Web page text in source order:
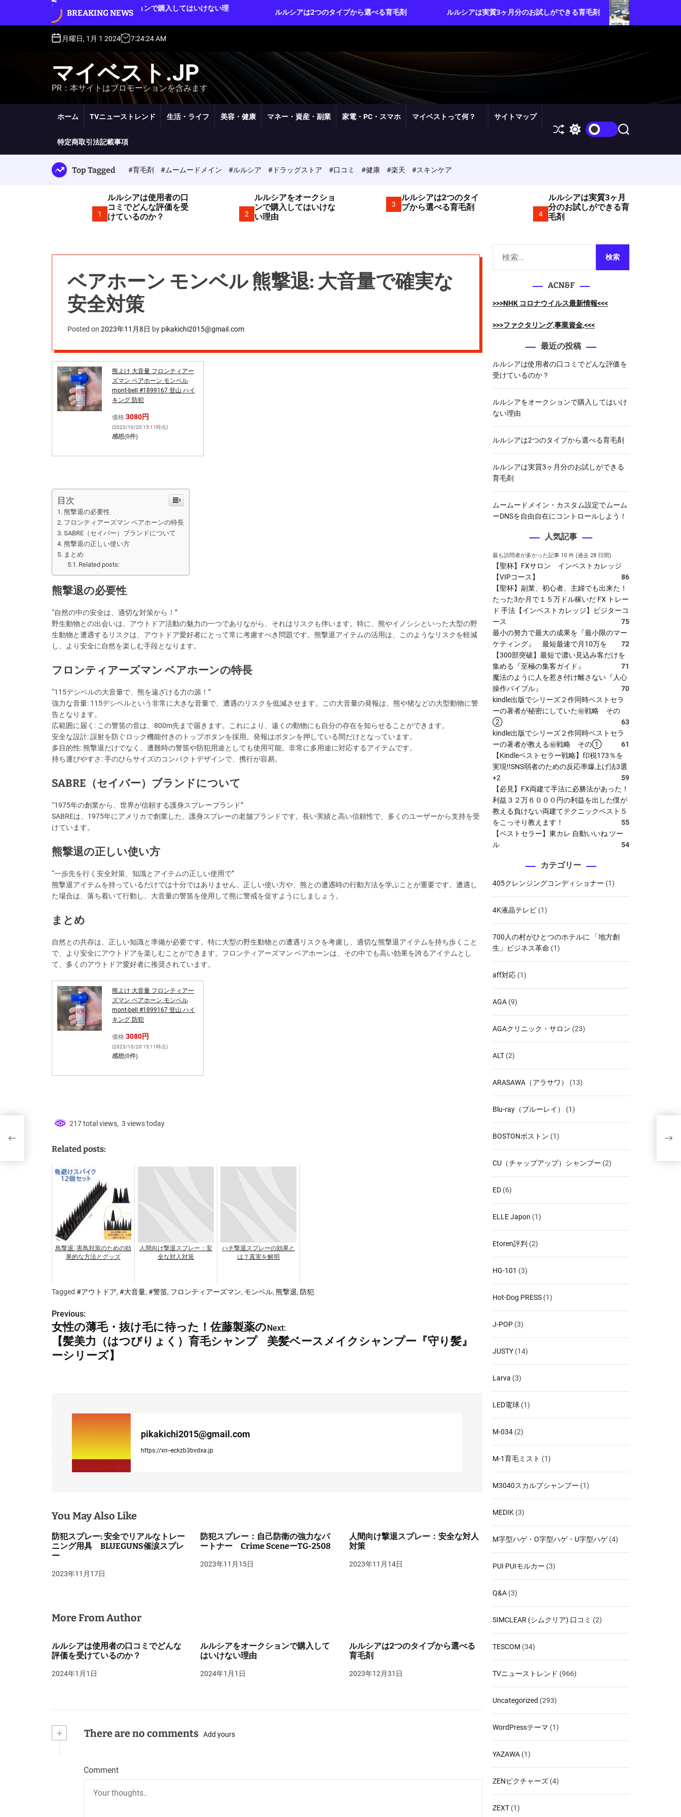
i
t
BREAKING NEWS
ルルシアをオークションで購入してはいけない理
ルルシアは2つのタイプから選べる育毛剤 ルルシアは実質3ヶ月分のお試しができる育毛剤
ムームードメイン・カスタム
を自由自在にコントロールし
月曜日, 1月 1 2024 7:24:25AM
マイベスト.JP
PR：本サイトはプロモーションを含みます
ホーム TVニューストレンド 生活・ライフ 美容・健康 マネー・資産・副業 家電・PC・スマホ マイベストって何？ サイトマップ
特定商取引法記載事項
S
S
o
l
o
r
d
S
Top Tagged #育毛剤 #ムームードメイン #ルルシア #ドラッグストア #口コミ #健康 #楽天 #スキンケア
1
ルルシアは使用者の口
コミでどんな評価を受
けているのか？
2
ルルシアをオークショ
ンで購入してはいけな
い理由
3
ルルシアは2つのタイ
プから選べる育毛剤
4
ルルシアは実質3ヶ月
分のお試しができる育
毛剤
ベアホーン モンベル 熊撃退: 大音量で確実な
安全対策
Posted on 2023年11月8日 by pikakichi2015@gmail.com
熊よけ 大音量 フロンティアー
ズマン ベアホーン モンベル
mont-bell #1899167 登山 ハイ
キング 防犯
価格:3080円
(2023/10/20 15:11時点)
感想(0件)
目次
熊撃退の必要性
フロンティアーズマン ベアホーンの特長
SABRE（セイバー）ブランドについて
熊撃退の正しい使い方
まとめ
Related posts:
熊撃退の必要性
“自然の中の安全は、適切な対策から！”
野生動物との出会いは、アウトドア活動の魅力の一つでありながら、それはリスクも伴います。特に、熊やイノシシといった大型の野
生動物と遭遇するリスクは、アウトドア愛好者にとって常に考慮すべき問題です。熊撃退アイテムの活用は、このようなリスクを軽減
し、より安全に自然を楽しむ手段となります。
フロンティアーズマン ベアホーンの特長
“115デシベルの大音量で、熊を遠ざける力の源！”
強力な音量: 115デシベルという非常に大きな音量で、遭遇のリスクを低減させます。この大音量の発報は、熊や猪などの大型動物に警
告となります。
広範囲に届く: この警笛の音は、800m先まで届きます。これにより、遠くの動物にも自分の存在を知らせることができます。
安全な設計: 誤射を防ぐロック機能付きのトップボタンを採用。発報はボタンを押している間だけとなっています。
多目的性: 熊撃退だけでなく、遭難時の警笛や防犯用途としても使用可能。非常に多用途に対応するアイテムです。
持ち運びやすさ: 手のひらサイズのコンパクトデザインで、携行が容易。
SABRE（セイバー）ブランドについて
“1975年の創業から、世界が信頼する護身スプレーブランド”
SABREは、1975年にアメリカで創業した、護身スプレーの老舗ブランドです。長い実績と高い信頼性で、多くのユーザーから支持を受
けています。
熊撃退の正しい使い方
“一歩先を行く安全対策、知識とアイテムの正しい使用で”
熊撃退アイテムを持っているだけでは十分ではありません。正しい使い方や、熊との遭遇時の行動方法を学ぶことが重要です。遭遇し
た場合は、落ち着いて行動し、大音量の警笛を使用して熊に警戒を促すようにしましょう。
まとめ
自然との共存は、正しい知識と準備が必要です。特に大型の野生動物との遭遇リスクを考慮し、適切な熊撃退アイテムを持ち歩くこと
で、より安全にアウトドアを楽しむことができます。フロンティアーズマン ベアホーンは、その中でも高い効果を誇るアイテムとし
て、多くのアウトドア愛好者に推奨されています。
熊よけ 大音量 フロンティアー
ズマン ベアホーン モンベル
mont-bell #1899167 登山 ハイ
キング 防犯
価格:3080円
(2023/10/20 15:11時点)
感想(0件)
217 total views, 3 views today
Related posts:
鳥撃退: 害鳥対策のための効
果的な方法とグッズ
人間向け撃退スプレー：安
全な対人対策
ハチ撃退スプレーの効果と
は？真実を解明
Tagged #アウトドア, #大音量, #警笛, フロンティアーズマン, モンベル, 熊撃退, 防犯
投
稿
ナ
ゲ
ー
シ
ョ
ン
Previous:
女性の薄毛・抜け毛に待った！佐藤製薬の
【髪美力（はつびりょく）育毛シャンプ
ーシリーズ】
Next:
美髪ベースメイクシャンプー『守り髪』
pikakichi2015@gmail.com
https://xn--eckzb3bvdxa.jp
You May Also Like
防犯スプレー: 安全でリアルなトレー
ニング用具 BLUEGUNS催涙スプレ
ー
2023年11月17日
防犯スプレー：自己防衛の強力なパ
ートナー Crime SceneーTG-2508
2023年11月15日
人間向け撃退スプレー：安全な対人
対策
2023年11月14日
More From Author
ルルシアは使用者の口コミでどんな
評価を受けているのか？
2024年1月1日
ルルシアをオークションで購入して
はいけない理由
2024年1月1日
ルルシアは2つのタイプから選べる
育毛剤
2023年12月31日
+ There are no comments Add yours
Comment
ACN&F
>>>NHK コロナウイルス最新情報<<<
>>>ファクタリング,事業資金,<<<
最近の投稿
ルルシアは使用者の口コミでどんな評価を
受けているのか？
ルルシアをオークションで購入してはいけ
ない理由
ルルシアは2つのタイプから選べる育毛剤
ルルシアは実質3ヶ月分のお試しができる
育毛剤
ムームードメイン・カスタム設定でムーム
ーDNSを自由自在にコントロールしよう！
人気記事
最も訪問者が多かった記事 10 件 (過去 28 日間)
【聖杯】FXサロン インベストカレッジ
【VIPコース】
86
【聖杯】副業、初心者、主婦でも出来た！
たった3か月で１５万ドル稼いだ FX トレー
ド 手法【インベストカレッジ】ビジターコ
ース
75
最小の努力で最大の成果を『最小限のマー
ケティング』 最短最速で月10万を
72
【300部突破】最短で濃い見込み客だけを
集める『至極の集客ガイド』
71
魔法のように人を惹き付け離さない『人心
操作バイブル』
70
kindle出版でシリーズ２作同時ベストセラ
ーの著者が秘密にしていた㊙戦略 その
②
63
kindle出版でシリーズ２作同時ベストセラ
ーの著者が教える㊙戦略 その①
61
【Kindleベストセラー戦略】印税173％を
実現!!SNS弱者のための反応率爆上げ法3選
+2
59
【必見】FX両建て手法に必勝法があった！
利益３２万６０００円の利益を出した僕が
教える負けない両建てテクニックベスト５
をこっそり教えます！
55
【ベストセラー】東カレ 自動いいね ツー
ル
54
カテゴリー
405クレンジングコンディショナー (1)
4K液晶テレビ (1)
700人の村がひとつのホテルに 「地方創
生」ビジネス革命 (1)
aff対応 (1)
AGA (9)
AGAクリニック・サロン (23)
ALT (2)
ARASAWA（アラサワ） (13)
Blu-ray（ブルーレイ） (1)
BOSTONボストン (1)
CU（チャップアップ）シャンプー (2)
ED (6)
ELLE Japon (1)
Etoren評判 (2)
HG-101 (3)
Hot-Dog PRESS (1)
J-POP (3)
JUSTY (14)
Larva (3)
LED電球 (1)
M-034 (2)
M-1育毛ミスト (1)
M3040スカルプシャンプー (1)
MEDIK (3)
M字型ハゲ・O字型ハゲ・U字型ハゲ(4)
PUI PUIモルカー (3)
Q&A (3)
SIMCLEAR (シムクリア) 口コミ (2)
TESCOM (34)
TVニューストレンド (966)
Uncategorized (293)
WordPressテーマ (1)
YAZAWA (1)
ZENピクチャーズ (4)
ZEXT (1)